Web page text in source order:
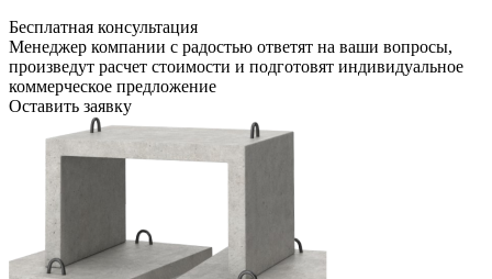
Бесплатная консультация
Менеджер компании с радостью ответят на ваши вопросы,
произведут расчет стоимости и подготовят индивидуальное
коммерческое предложение
Оставить заявку